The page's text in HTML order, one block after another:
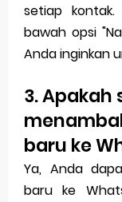
setiap
bawah opsi
Anda inginkan
3.
baru ke
Ya, Anda
baru ke